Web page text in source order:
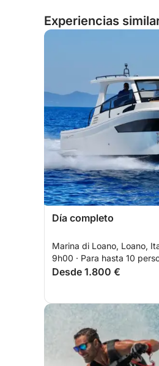
Experiencias
Día completo
Marina di Loano, Loano,
9h00 · Para hasta 10
Desde 1.800 €